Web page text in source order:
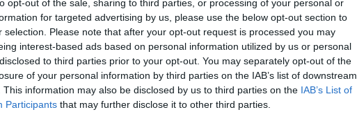
opt-out of the sale, sharing to third parties, or processing of your personal or
for targeted advertising by us, please use the below opt-out section to
selection. Please note that after your opt-out request is processed you may
interest-based ads based on personal information utilized by us or personal
to third parties prior to your opt-out. You may separately opt-out of the
of your personal information by third parties on the IAB’s list of downstream
This information may also be disclosed by us to third parties on the IAB’s List of
Participants that may further disclose it to other third parties.